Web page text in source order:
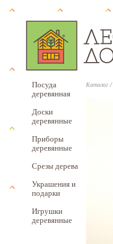
Посуда
деревянная
Доски
деревянные
Приборы
деревянные
Срезы дерева
Украшения и
подарки
Игрушки
деревянные
Каталог /